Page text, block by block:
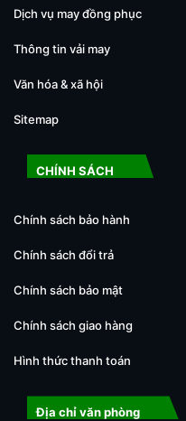
Dịch vụ may đồng phục
Thông tin vải may
Văn hóa & xã hội
Sitemap
CHÍNH SÁCH
Chính sách bảo hành
Chính sách đổi trả
Chính sách bảo mật
Chính sách giao hàng
Hình thức thanh toán
Địa chỉ văn phòng